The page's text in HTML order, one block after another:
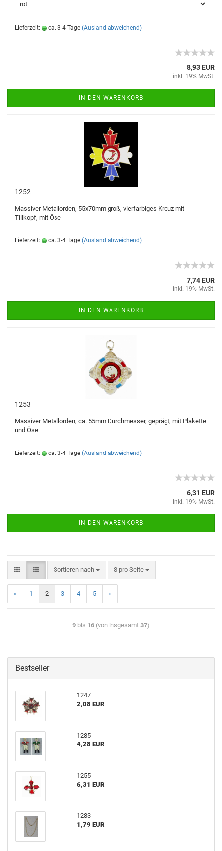
Lieferzeit: ca. 3-4 Tage (Ausland abweichend)
8,93 EUR
inkl. 19% MwSt.
IN DEN WARENKORB
1252
Massiver Metallorden, 55x70mm groß, vierfarbiges Kreuz mit
Tillkopf, mit Öse
Lieferzeit: ca. 3-4 Tage (Ausland abweichend)
7,74 EUR
inkl. 19% MwSt.
IN DEN WARENKORB
1253
Massiver Metallorden, ca. 55mm Durchmesser, geprägt, mit Plakette
und Öse
Lieferzeit: ca. 3-4 Tage (Ausland abweichend)
6,31 EUR
inkl. 19% MwSt.
IN DEN WARENKORB
Sortieren nach 8 pro Seite
« 1 2 3 4 5 »
9 bis 16 (von insgesamt 37)
Bestseller
1247
2,08 EUR
1285
4,28 EUR
1255
6,31 EUR
1283
1,79 EUR